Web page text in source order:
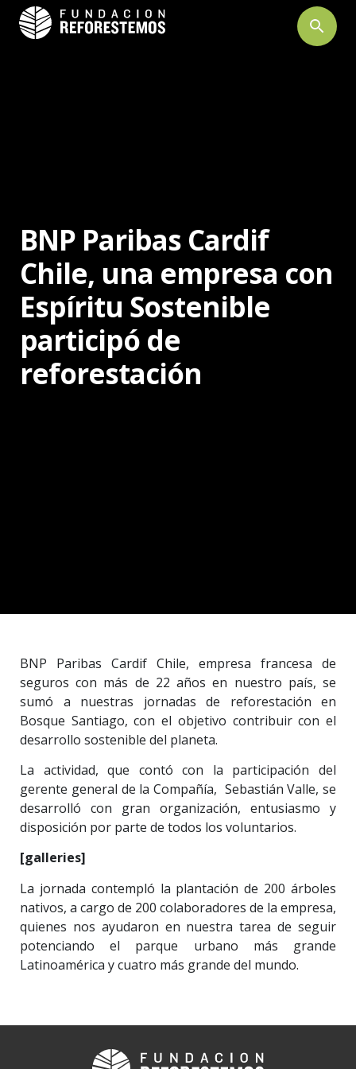
search
BNP Paribas Cardif
Chile, una empresa con
Espíritu Sostenible
participó de
reforestación
BNP Paribas Cardif Chile, empresa francesa de
seguros con más de 22 años en nuestro país, se
sumó a nuestras jornadas de reforestación en
Bosque Santiago, con el objetivo contribuir con el
desarrollo sostenible del planeta.
La actividad, que contó con la participación del
gerente general de la Compañía, Sebastián Valle, se
desarrolló con gran organización, entusiasmo y
disposición por parte de todos los voluntarios.
[galleries]
La jornada contempló la plantación de 200 árboles
nativos, a cargo de 200 colaboradores de la empresa,
quienes nos ayudaron en nuestra tarea de seguir
potenciando el parque urbano más grande
Latinoamérica y cuatro más grande del mundo.